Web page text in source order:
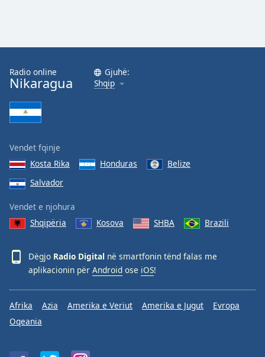
Radio online
Nikaragua
Gjuhë:
Shqip
Vendet fqinje
Kosta Rika
Honduras
Belize
Salvador
Vendet e njohura
Shqipëria
Kosova SHBA Brazili
Dëgjo Radio Digital në smartfonin tënd falas me
aplikacionin për Android ose iOS!
Afrika Azia Amerika e Veriut Amerika e Jugut
Evropa
Oqeania